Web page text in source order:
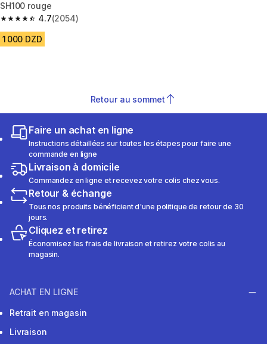
SH100 rouge
4.7
4.7 out of 5 stars from 2054 reviews
(2054)
1 000 DZD
Retour au sommet
Faire un achat en ligne
Instructions détaillées sur toutes les étapes pour faire une
commande en ligne
Livraison à domicile
Commandez en ligne et recevez votre colis chez vous.
Retour & échange
Tous nos produits bénéficient d'une politique de retour de 30
jours.
Cliquez et retirez
Économisez les frais de livraison et retirez votre colis au
magasin.
ACHAT EN LIGNE
Retrait en magasin
Livraison